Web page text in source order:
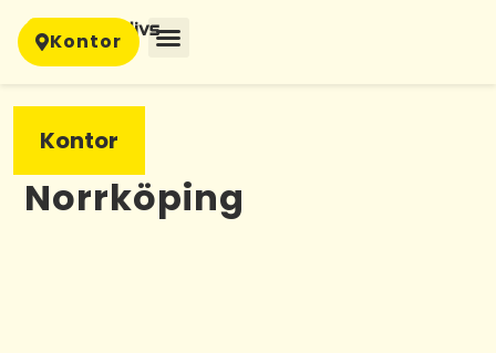
Kontor
Kontor
Norrköping